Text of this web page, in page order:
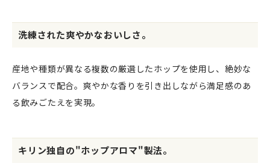
洗練された爽やかなおいしさ。
産地や種類が異なる複数の厳選したホップを使用し、絶妙な
バランスで配合。爽やかな香りを引き出しながら満足感のあ
る飲みごたえを実現。
キリン独自の"ホップアロマ"製法。